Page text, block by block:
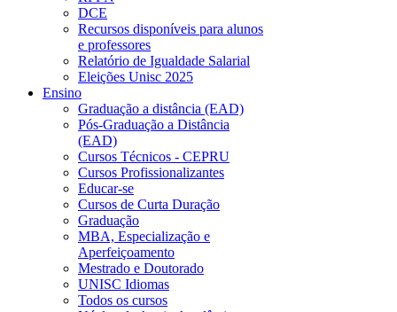
DCE
Recursos disponíveis para alunos
e professores
Relatório de Igualdade Salarial
Eleições Unisc 2025
Ensino
Graduação a distância (EAD)
Pós-Graduação a Distância
(EAD)
Cursos Técnicos - CEPRU
Cursos Profissionalizantes
Educar-se
Cursos de Curta Duração
Graduação
MBA, Especialização e
Aperfeiçoamento
Mestrado e Doutorado
UNISC Idiomas
Todos os cursos